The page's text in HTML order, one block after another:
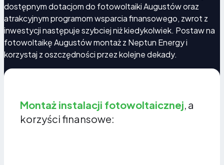
dostępnym dotacjom do fotowoltaiki Augustów oraz
atrakcyjnym programom wsparcia finansowego, zwrot z
inwestycji następuje szybciej niż kiedykolwiek. Postaw na
fotowoltaikę Augustów montaż z Neptun Energy i
korzystaj z oszczędności przez kolejne dekady.
Montaż instalacji fotowoltaicznej, a
korzyści finansowe: